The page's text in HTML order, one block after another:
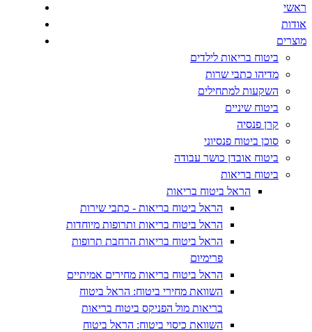
ראשי
אודות
מוצרים
ביטוח בריאות לילדים
מדיהו כתבי שרות
השקעות למתחילים
ביטוח שיניים
קרן פנסיה
סוכן ביטוח פנסיוני
ביטוח אובדן כושר עבודה
ביטוח בריאות
הראל ביטוח בריאות
הראל ביטוח בריאות - כתבי שירות
הראל ביטוח בריאות ותרופות מיוחדות
הראל ביטוח בריאות הרחבת תרופות
פרימיום
הראל ביטוח בריאות מחירים אמיתיים
השוואת מחירי ביטוח: הראל ביטוח
בריאות מול הפניקס ביטוח בריאות
השוואת כיסוי ביטוח: הראל ביטוח